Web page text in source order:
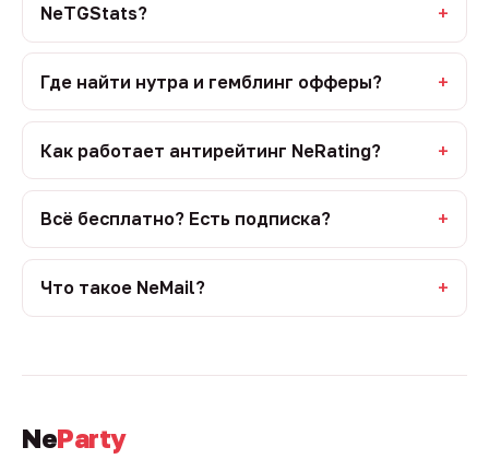
NeTGStats?
Где найти нутра и гемблинг офферы?
Как работает антирейтинг NeRating?
Всё бесплатно? Есть подписка?
Что такое NeMail?
NeParty